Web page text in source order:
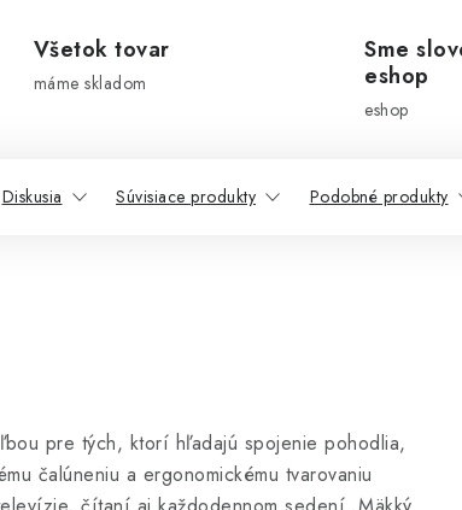
Všetok tovar
máme skladom
Sme
eshop
eshop
Diskusia Súvisiace produkty Podobné produkty
pre tých, ktorí hľadajú spojenie pohodlia,
čalúneniu a ergonomickému tvarovaniu